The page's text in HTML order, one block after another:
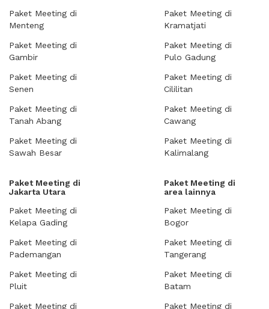
Paket Meeting di
Menteng
Paket Meeting di
Gambir
Paket Meeting di
Senen
Paket Meeting di
Tanah Abang
Paket Meeting di
Sawah Besar
Paket Meeting di
Kramatjati
Paket Meeting di
Pulo Gadung
Paket Meeting di
Cililitan
Paket Meeting di
Cawang
Paket Meeting di
Kalimalang
Paket Meeting di
Jakarta Utara
Paket Meeting di
Kelapa Gading
Paket Meeting di
Pademangan
Paket Meeting di
Pluit
Paket Meeting di
Paket Meeting di
area lainnya
Paket Meeting di
Bogor
Paket Meeting di
Tangerang
Paket Meeting di
Batam
Paket Meeting di